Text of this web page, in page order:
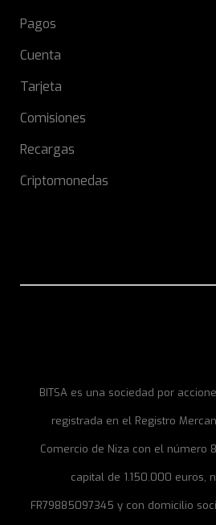
Pagos
Cuenta
Tarjeta
Comisiones
Recargas
Criptomonedas
BITSA es una sociedad por
registrada en el Registro
Comercio de Niza con el número
capital de 1.150.000 euros,
FR79885097345 y con domicilio